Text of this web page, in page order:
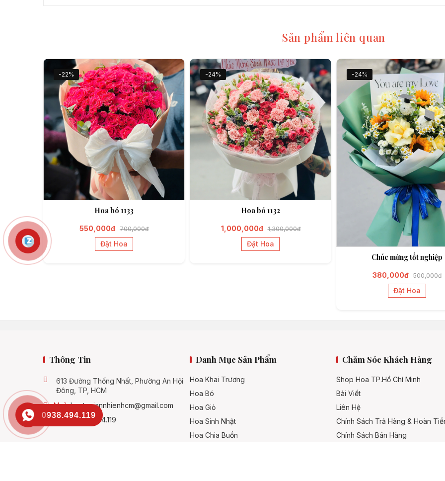
Sản phẩm liên quan
-22%
Hoa bó 1133
550,000đ 700,000đ
Đặt Hoa
-24%
Hoa bó 1132
1,000,000đ 1,300,000đ
Đặt Hoa
-24%
Chúc mừng tốt nghiệp
380,000đ 500,000đ
Đặt Hoa
Thông Tin
613 Đường Thống Nhất, Phường An Hội
Đông, TP, HCM
Mail: hoatuoiannhienhcm@gmail.com
SĐT: 0938.494.119
Danh Mục Sản Phẩm
Hoa Khai Trương
Hoa Bó
Hoa Giỏ
Hoa Sinh Nhật
Hoa Chia Buồn
Chăm Sóc Khách Hàng
Shop Hoa TP.Hồ Chí Minh
Bài Viết
Liên Hệ
Chính Sách Trả Hàng & Hoàn
Chính Sách Bán Hàng
0938.494.119